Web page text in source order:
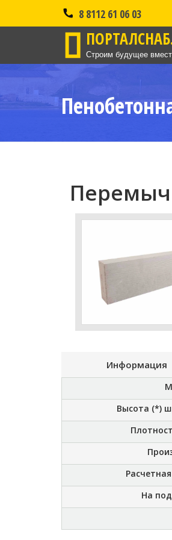
8 8112 61 06 03
Строим будущее
Информация
Высота (*)
На